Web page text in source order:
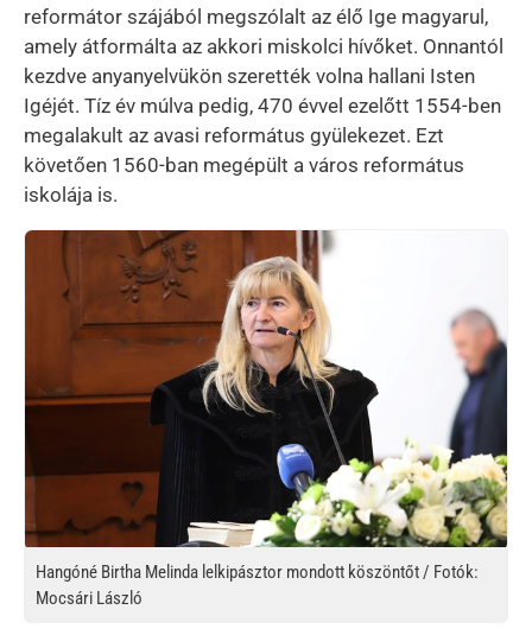
reformátor szájából megszólalt az élő Ige magyarul,
amely átformálta az akkori miskolci hívőket. Onnantól
kezdve anyanyelvükön szerették volna hallani Isten
Igéjét. Tíz év múlva pedig, 470 évvel ezelőtt 1554-ben
megalakult az avasi református gyülekezet. Ezt
követően 1560-ban megépült a város református
iskolája is.
Kép
Hangóné Birtha Melinda lelkipásztor mondott köszöntőt / Fotók:
Mocsári László